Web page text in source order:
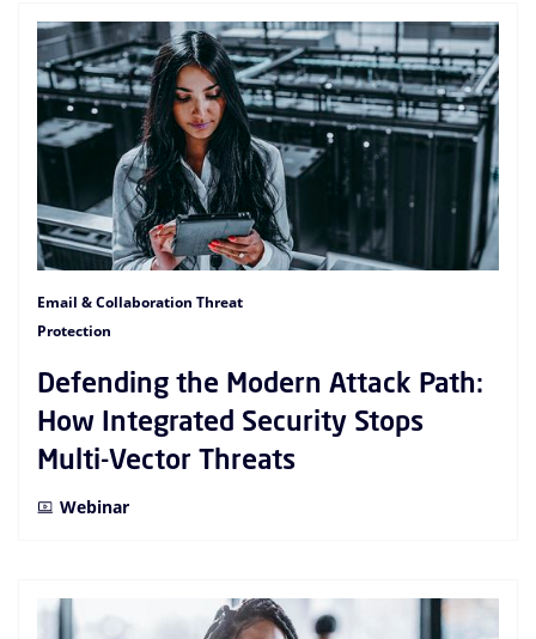
Email & Collaboration Threat
Protection
Defending the Modern Attack Path:
How Integrated Security Stops
Multi-Vector Threats
Webinar